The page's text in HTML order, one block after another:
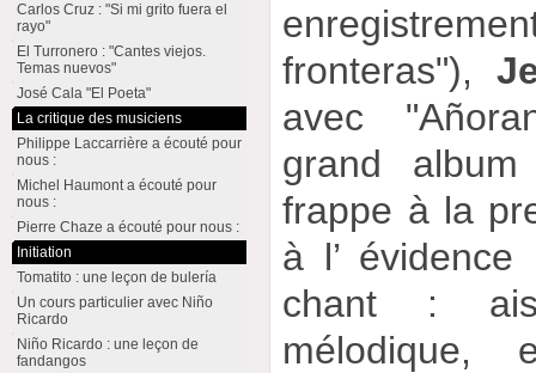
fronteras"),
avec
grand
frappe à la
à l’
chant :
mélodique,
Carlos Cruz : "Si mi grito fuera el
rayo"
El Turronero : "Cantes viejos.
Temas nuevos"
José Cala "El Poeta"
La critique des musiciens
Philippe Laccarrière a écouté pour
nous :
Michel Haumont a écouté pour
nous :
Pierre Chaze a écouté pour nous :
Initiation
Tomatito : une leçon de bulería
Un cours particulier avec Niño
Ricardo
Niño Ricardo : une leçon de
fandangos